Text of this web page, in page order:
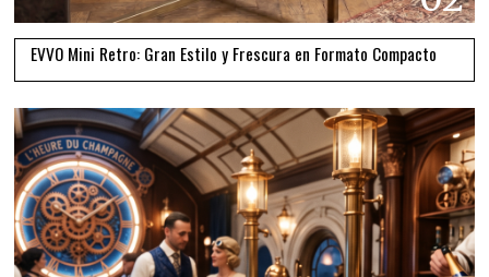
EVVO Mini Retro: Gran Estilo y Frescura en Formato Compacto